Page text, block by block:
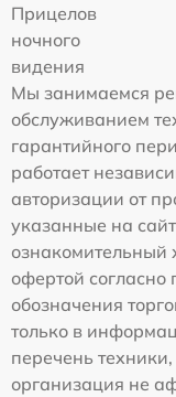
Прицелов
ночного
видения
Мы занимаемся
обслуживанием
гарантийного
работает
авторизации от
указанные на
ознакомительный
офертой
обозначения
только в
перечень
организация не